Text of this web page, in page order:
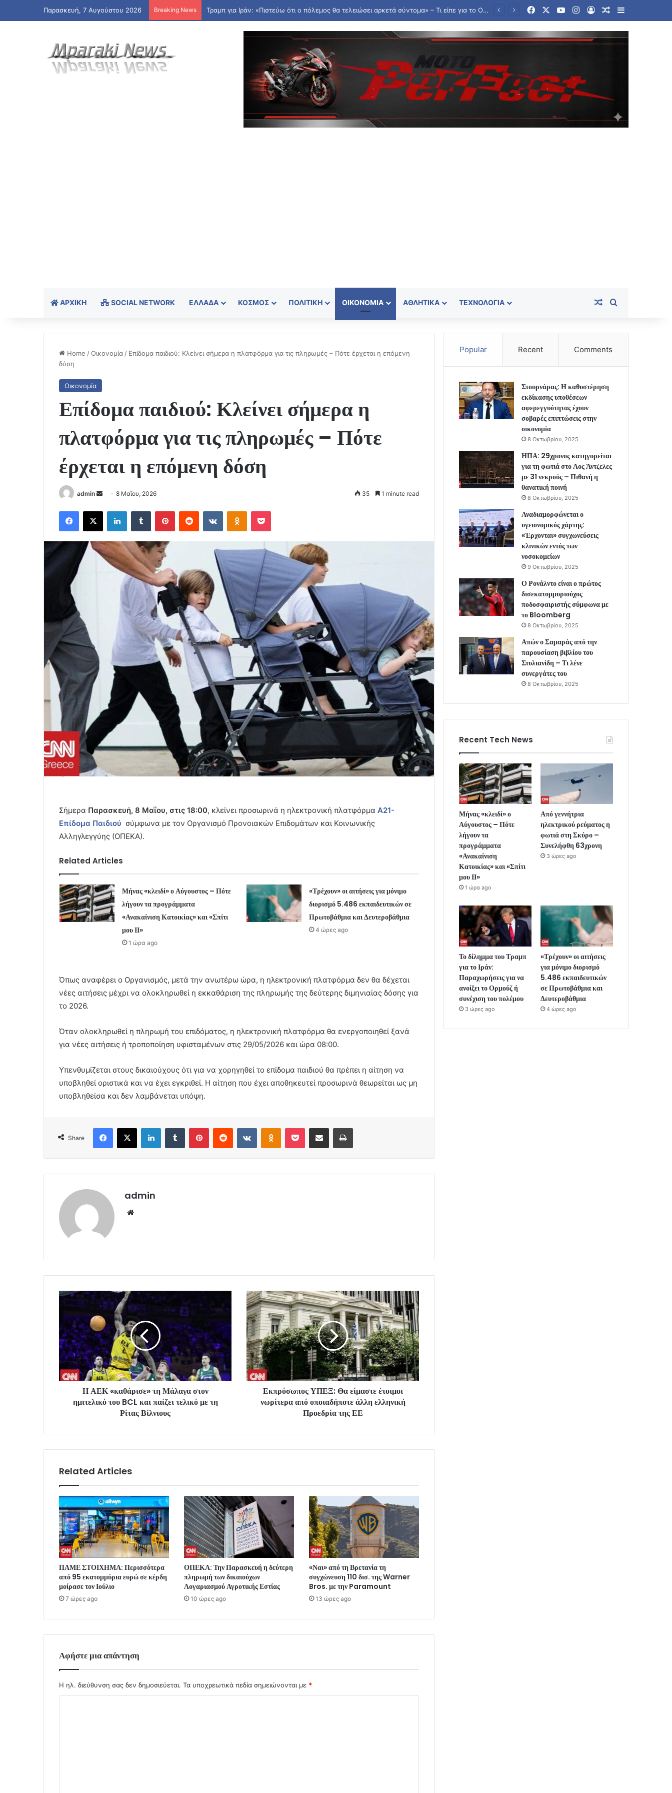
Παρασκευή, 7 Αυγούστου 2026 Breaking News Μήνας «κλειδί» ο Αύγουστος – Πότε λήγουν τα προγράμματα «Ανακαίνιση Κατοικίας» και «Σπίτι μου ΙΙ» FacebookYouTubeInstagram
Log InRandom Article
Sidebar
ΑΡΧΙΚΉ SOCIAL NETWORK ΕΛΛΆΔΑ ΚΌΣΜΟΣ ΠΟΛΙΤΙΚΉ ΟΙΚΟΝΟΜΊΑ ΑΘΛΗΤΙΚΆ ΤΕΧΝΟΛΟΓΊΑ Random Article
Home /Οικονομία / Επίδομα παιδιού: Κλείνει σήμερα η πλατφόρμα για τις πληρωμές – Πότε έρχεται η επόμενη
δόση
Οικονομία
Επίδομα παιδιού: Κλείνει σήμερα η
πλατφόρμα για τις πληρωμές – Πότε
έρχεται η επόμενη δόση
admin
Send
email
8 Μαΐου, 2026 35 1 minute read
Facebook
X LinkedInTumblr PinterestReddit VKontakteOdnoklassniki
Pocket
Σήμερα Παρασκευή, 8 Μαΐου, στις 18:00, κλείνει προσωρινά η ηλεκτρονική πλατφόρμα Α21-
Επίδομα Παιδιού σύμφωνα με τον Οργανισμό Προνοιακών Επιδομάτων και Κοινωνικής
Αλληγλεγγύης (ΟΠΕΚΑ).
Related Articles
Μήνας «κλειδί» ο Αύγουστος – Πότε
λήγουν τα προγράμματα
«Ανακαίνιση Κατοικίας» και «Σπίτι
μου ΙΙ»
1 ώρα ago
«Τρέχουν» οι αιτήσεις για μόνιμο
διορισμό 5.486 εκπαιδευτικών σε
Πρωτοβάθμια και Δευτεροβάθμια
4 ώρες ago
Όπως αναφέρει ο Οργανισμός, μετά την ανωτέρω ώρα, η ηλεκτρονική πλατφόρμα δεν θα δέχεται
νέες αιτήσεις μέχρι να ολοκληρωθεί η εκκαθάριση της πληρωμής της δεύτερης διμηνιαίας δόσης για
το 2026.
Όταν ολοκληρωθεί η πληρωμή του επιδόματος, η ηλεκτρονική πλατφόρμα θα ενεργοποιηθεί ξανά
για νέες αιτήσεις ή τροποποίηση υφισταμένων στις 29/05/2026 και ώρα 08:00.
Υπενθυμίζεται στους δικαιούχους ότι για να χορηγηθεί το επίδομα παιδιού θα πρέπει η αίτηση να
υποβληθεί οριστικά και να έχει εγκριθεί. Η αίτηση που έχει αποθηκευτεί προσωρινά θεωρείται ως μη
υποβληθείσα και δεν λαμβάνεται υπόψη.
Share
Facebook
X LinkedInTumblr PinterestReddit VKontakteOdnoklassniki
Pocket Share via Email Print
admin
Η ΑΕΚ «καθάρισε» τη Μάλαγα στον
ημιτελικό του BCL και παίζει τελικό με τη
Ρίτας Βίλνιους
Εκπρόσωπος ΥΠΕΞ: Θα είμαστε έτοιμοι
νωρίτερα από οποιαδήποτε άλλη ελληνική
Προεδρία της ΕΕ
Related Articles
ΠΑΜΕ ΣΤΟΙΧΗΜΑ: Περισσότερα
από 95 εκατομμύρια ευρώ σε κέρδη
μοίρασε τον Ιούλιο
7 ώρες ago
ΟΠΕΚΑ: Την Παρασκευή η δεύτερη
πληρωμή των δικαιούχων
Λογαριασμού Αγροτικής Εστίας
10 ώρες ago
«Ναι» από τη Βρετανία τη
συγχώνευση 110 δισ. της Warner
Bros. με την Paramount
13 ώρες ago
Αφήστε μια απάντηση
Η ηλ. διεύθυνση σας δεν δημοσιεύεται. Τα υποχρεωτικά πεδία σημειώνονται με *
Popular Recent Comments
Στουρνάρας: Η καθυστέρηση
εκδίκασης υποθέσεων
αφερεγγυότητας έχουν
σοβαρές επιπτώσεις στην
οικονομία
8 Οκτωβρίου, 2025
ΗΠΑ: 29χρονος κατηγορείται
για τη φωτιά στο Λος Άντζελες
με 31 νεκρούς – Πιθανή η
θανατική ποινή
8 Οκτωβρίου, 2025
Αναδιαμορφώνεται ο
υγειονομικός χάρτης:
«Έρχονται» συγχωνεύσεις
κλινικών εντός των
νοσοκομείων
9 Οκτωβρίου, 2025
Ο Ρονάλντο είναι ο πρώτος
δισεκατομμυριούχος
ποδοσφαιριστής σύμφωνα με
το Bloomberg
8 Οκτωβρίου, 2025
Απών ο Σαμαράς από την
παρουσίαση βιβλίου του
Στυλιανίδη – Τι λένε
συνεργάτες του
8 Οκτωβρίου, 2025
Recent Tech News
Μήνας «κλειδί» ο
Αύγουστος – Πότε
λήγουν τα
προγράμματα
«Ανακαίνιση
Κατοικίας» και «Σπίτι
μου ΙΙ»
1 ώρα ago
Από γεννήτρια
ηλεκτρικού ρεύματος η
φωτιά στη Σκύρο –
Συνελήφθη 63χρονη
3 ώρες ago
Το δίλημμα του Τραμπ
για το Ιράν:
Παραχωρήσεις για να
ανοίξει το Ορμούζ ή
συνέχιση του πολέμου
3 ώρες ago
«Τρέχουν» οι αιτήσεις
για μόνιμο διορισμό
5.486 εκπαιδευτικών
σε Πρωτοβάθμια και
Δευτεροβάθμια
4 ώρες ago